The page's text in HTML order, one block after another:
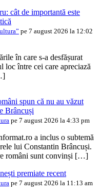
cât de importantă este
pe 7 august 2026 la 12:02
în care s-a desfășurat
loc între cei care apreciază
spun că nu au văzut
Brâncuși
pe 7 august 2026 la 4:33 pm
a inclus o subtemă
lui Constantin Brâncuși.
români sunt convinși […]
premiate recent
pe 7 august 2026 la 11:13 am